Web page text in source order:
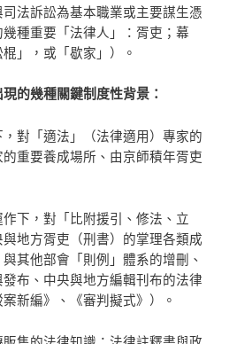
法訴訟為基本職業或主要謀生憑
種重要「法律人」：胥吏；幕
」，或「歇家」）。
的幾種關鍵制度性背景：
，對「適法」（法律適用）專家的
重要養成場所、由京師積年胥吏
作下，對「比附援引、修法、立
地方胥吏（刑書）的掌理各類成
其他部會「則例」體系的增刪、
布、中央與地方編輯刊布的法律
案新編》、《審判擬式》）。